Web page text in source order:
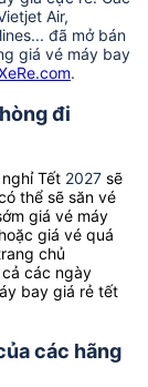
Air,
đã mở bán
giá vé máy bay
.
đi
Tết 2027 sẽ
thể sẽ săn vé
giá vé máy
giá vé quá
chủ
các ngày
bay giá rẻ tết
các hãng